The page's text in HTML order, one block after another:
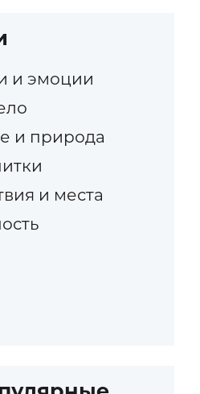
и эмоции
и природа
и места